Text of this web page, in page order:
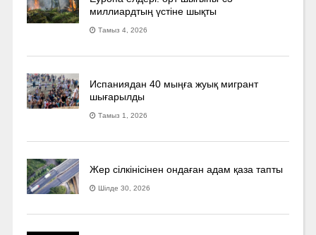
миллиардтың үстіне шықты
Тамыз 4, 2026
Испаниядан 40 мыңға жуық мигрант
шығарылды
Тамыз 1, 2026
Жер сілкінісінен ондаған адам қаза тапты
Шілде 30, 2026